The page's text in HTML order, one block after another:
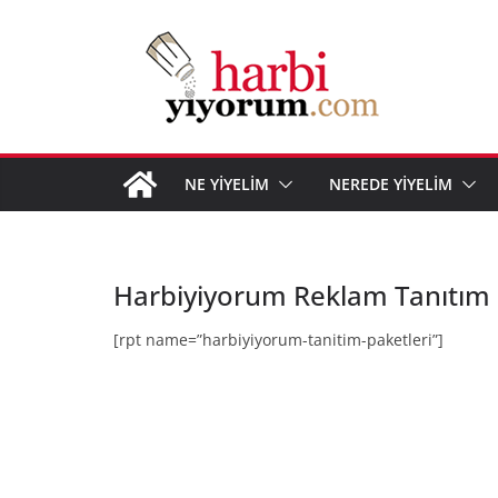
NE YİYELİM NEREDE YİYELİM
Harbiyiyorum Reklam
[rpt name=”harbiyiyorum-tanitim-paketleri”]